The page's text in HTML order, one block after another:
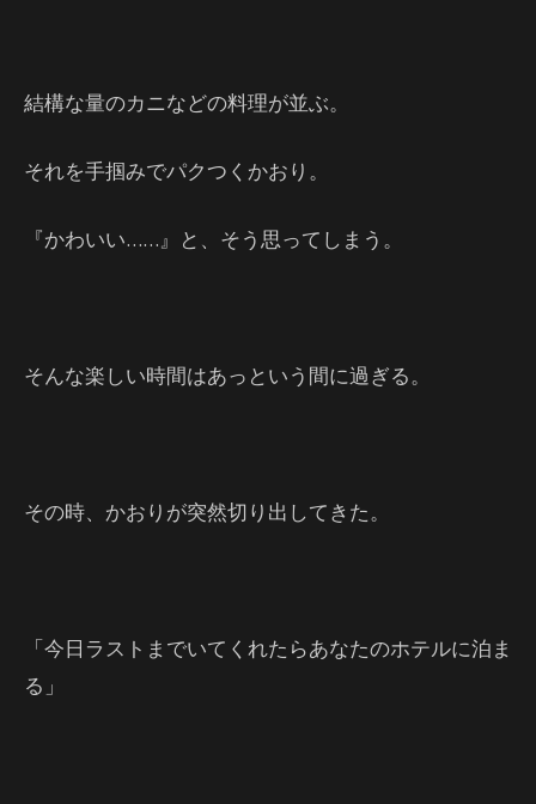
結構な量のカニなどの料理が並ぶ。
それを手掴みでパクつくかおり。
『かわいい……』と、そう思ってしまう。
そんな楽しい時間はあっという間に過ぎる。
その時、かおりが突然切り出してきた。
「今日ラストまでいてくれたらあなたのホテルに泊ま
る」